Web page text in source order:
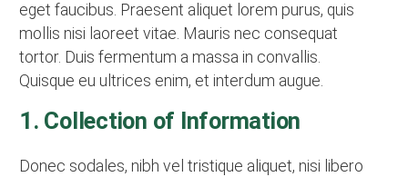
eget faucibus. Praesent aliquet lorem purus, quis
mollis nisi laoreet vitae. Mauris nec consequat
tortor. Duis fermentum a massa in convallis.
Quisque eu ultrices enim, et interdum augue.
1. Collection of Information
Donec sodales, nibh vel tristique aliquet, nisi libero